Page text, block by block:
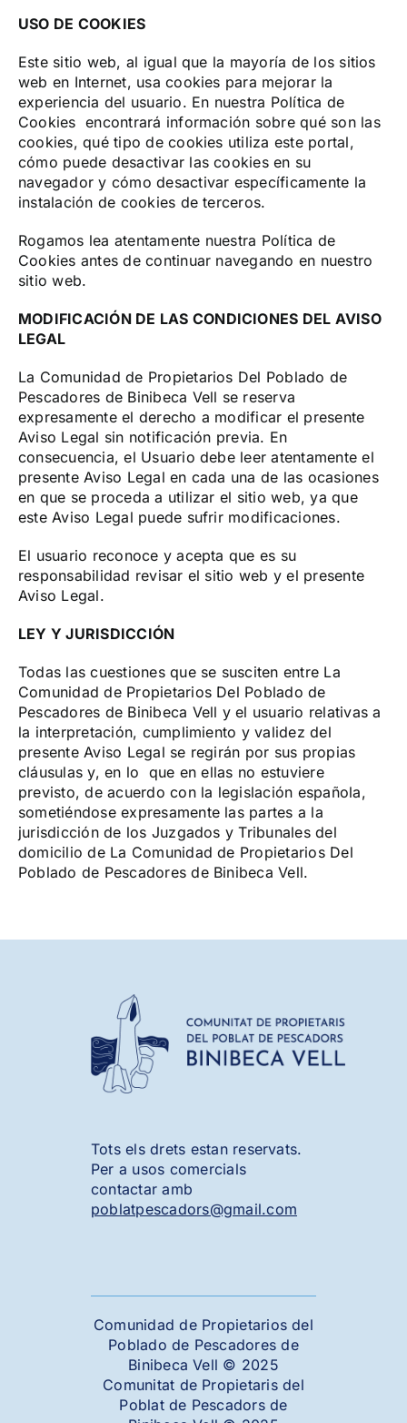
USO DE COOKIES
Este sitio web, al igual que la mayoría de los sitios
web en Internet, usa cookies para mejorar la
experiencia del usuario. En nuestra Política de
Cookies encontrará información sobre qué son las
cookies, qué tipo de cookies utiliza este portal,
cómo puede desactivar las cookies en su
navegador y cómo desactivar específicamente la
instalación de cookies de terceros.
Rogamos lea atentamente nuestra Política de
Cookies antes de continuar navegando en nuestro
sitio web.
MODIFICACIÓN DE LAS CONDICIONES DEL AVISO
LEGAL
La Comunidad de Propietarios Del Poblado de
Pescadores de Binibeca Vell se reserva
expresamente el derecho a modificar el presente
Aviso Legal sin notificación previa. En
consecuencia, el Usuario debe leer atentamente el
presente Aviso Legal en cada una de las ocasiones
en que se proceda a utilizar el sitio web, ya que
este Aviso Legal puede sufrir modificaciones.
El usuario reconoce y acepta que es su
responsabilidad revisar el sitio web y el presente
Aviso Legal.
LEY Y JURISDICCIÓN
Todas las cuestiones que se susciten entre La
Comunidad de Propietarios Del Poblado de
Pescadores de Binibeca Vell y el usuario relativas a
la interpretación, cumplimiento y validez del
presente Aviso Legal se regirán por sus propias
cláusulas y, en lo que en ellas no estuviere
previsto, de acuerdo con la legislación española,
sometiéndose expresamente las partes a la
jurisdicción de los Juzgados y Tribunales del
domicilio de La Comunidad de Propietarios Del
Poblado de Pescadores de Binibeca Vell.
Tots els drets estan reservats.
Per a usos comercials
contactar amb
poblatpescadors@gmail.com
Comunidad de Propietarios del
Poblado de Pescadores de
Binibeca Vell © 2025
Comunitat de Propietaris del
Poblat de Pescadors de